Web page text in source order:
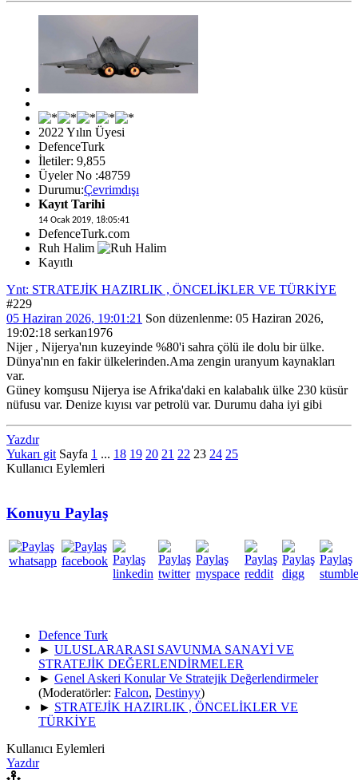
2022 Yılın Üyesi
DefenceTurk
İletiler: 9,855
Üyeler No :48759
Durumu:Çevrimdışı
Kayıt Tarihi
14 Ocak 2019, 18:05:41
DefenceTurk.com
Ruh Halim
Kayıtlı
Ynt: STRATEJİK HAZIRLIK , ÖNCELİKLER VE TÜRKİYE
#229
05 Haziran 2026, 19:01:21 Son düzenlenme: 05 Haziran 2026,
19:02:18 serkan1976
Nijer , Nijerya'nın kuzeyinde %80'i sahra çölü ile dolu bir ülke.
Dünya'nın en fakir ülkelerinden.Ama zengin uranyum kaynakları
var.
Güney komşusu Nijerya ise Afrika'daki en kalabalık ülke 230 küsür
nüfusu var. Denize kıyısı var petrolü var. Durumu daha iyi gibi
Yazdır
Yukarı git Sayfa 1 ... 18 19 20 21 22 23 24 25
Kullanıcı Eylemleri
Konuyu Paylaş
Defence Turk
► ULUSLARARASI SAVUNMA SANAYİ VE
STRATEJİK DEĞERLENDİRMELER
► Genel Askeri Konular Ve Stratejik Değerlendirmeler
(Moderatörler: Falcon, Destinyy)
► STRATEJİK HAZIRLIK , ÖNCELİKLER VE
TÜRKİYE
Kullanıcı Eylemleri
Yazdır